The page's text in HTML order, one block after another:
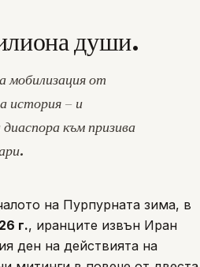
души.
мобилизация от
история – и
към призива
на Пурпурната зима, в
г., иранците извън Иран
ден на действията на